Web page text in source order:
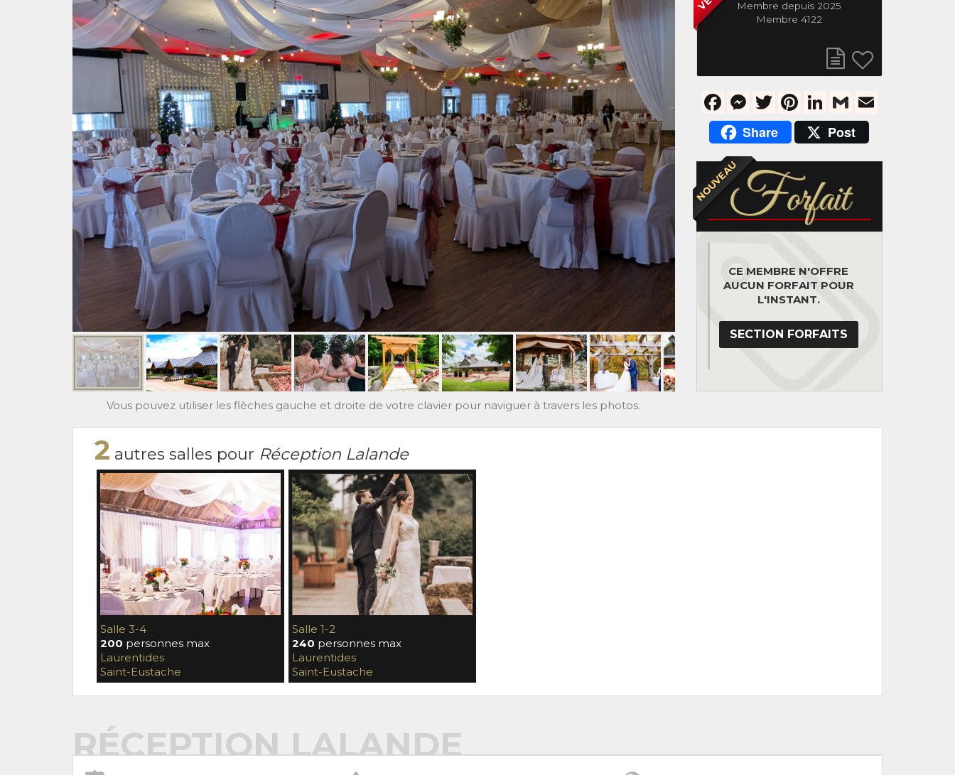
Vous pouvez utiliser les flèches gauche et droite de votre clavier pour naviguer à travers les photos.
Membre depuis 2025
Membre 4122
FacebookMessenger
TwitterPinterestLinkedIn
Gmail
Share Post
NOUVEAUForfait
CE MEMBRE N'OFFRE
AUCUN FORFAIT POUR
L'INSTANT.
SECTION FORFAITS
2 autres salles pour Réception Lalande
Salle 3-4
200 personnes max
Laurentides
Saint-Eustache
Salle 1-2
240 personnes max
Laurentides
Saint-Eustache
RÉCEPTION LALANDE